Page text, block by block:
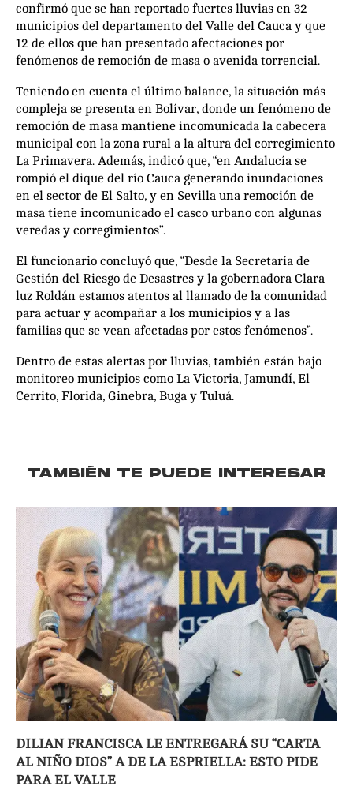
confirmó que se han reportado fuertes lluvias en 32
municipios del departamento del Valle del Cauca y que
12 de ellos que han presentado afectaciones por
fenómenos de remoción de masa o avenida torrencial.
Teniendo en cuenta el último balance, la situación más
compleja se presenta en Bolívar, donde un fenómeno de
remoción de masa mantiene incomunicada la cabecera
municipal con la zona rural a la altura del corregimiento
La Primavera. Además, indicó que, “en Andalucía se
rompió el dique del río Cauca generando inundaciones
en el sector de El Salto, y en Sevilla una remoción de
masa tiene incomunicado el casco urbano con algunas
veredas y corregimientos”.
El funcionario concluyó que, “Desde la Secretaría de
Gestión del Riesgo de Desastres y la gobernadora Clara
luz Roldán estamos atentos al llamado de la comunidad
para actuar y acompañar a los municipios y a las
familias que se vean afectadas por estos fenómenos”.
Dentro de estas alertas por lluvias, también están bajo
monitoreo municipios como La Victoria, Jamundí, El
Cerrito, Florida, Ginebra, Buga y Tuluá.
TAMBIÉN TE PUEDE INTERESAR
DILIAN FRANCISCA LE ENTREGARÁ SU “CARTA
AL NIÑO DIOS” A DE LA ESPRIELLA: ESTO PIDE
PARA EL VALLE